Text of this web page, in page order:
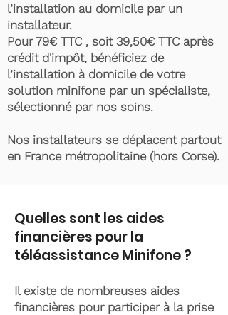
l’installation au domicile par un
installateur.
Pour 79€ TTC , soit 39,50€ TTC après
crédit d'impôt, bénéficiez de
l’installation à domicile de votre
solution minifone par un spécialiste,
sélectionné par nos soins.
Nos installateurs se déplacent partout
en France métropolitaine (hors Corse).
Quelles sont les aides
financières pour la
téléassistance Minifone ?
Il existe de nombreuses aides
financières pour participer à la prise